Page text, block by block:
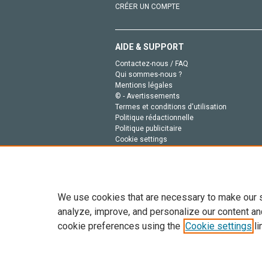
CRÉER UN COMPTE
AIDE & SUPPORT
Contactez-nous / FAQ
Qui sommes-nous ?
Mentions légales
© - Avertissements
Termes et conditions d'utilisation
Politique rédactionnelle
Politique publicitaire
Cookie settings
Tout le contenu de ce site: Copyright © 2026
de données, a la formation en IA et aux
We use cookies that are necessary to make
analyze, improve, and personalize our content
cookie preferences using the Cookie settings